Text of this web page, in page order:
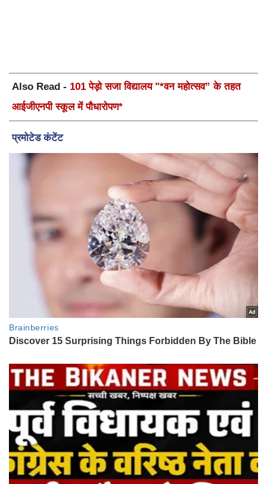
Also Read - 101 पेड़ो सजा विद्यालय "*वन महोत्सव” के तहत
आईजीएनपी स्कूल में पौधारोपण*